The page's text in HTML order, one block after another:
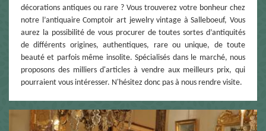
décorations antiques ou rare ? Vous trouverez votre bonheur chez
notre l’antiquaire Comptoir art jewelry vintage à Salleboeuf, Vous
aurez la possibilité de vous procurer de toutes sortes d’antiquités
de différents origines, authentiques, rare ou unique, de toute
beauté et parfois même insolite. Spécialisés dans le marché, nous
proposons des milliers d'articles à vendre aux meilleurs prix, qui
pourraient vous intéresser. N'hésitez donc pas à nous rendre visite.